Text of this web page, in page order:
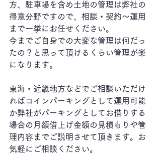
方、駐車場を含め土地の管理は弊社の
得意分野ですので、相談・契約～運用
まで一挙にお任せください。
今までご自身での大変な管理は何だっ
たの？と思って頂けるくらい管理が楽
になります。
東海・近畿地方などでご相談いただけ
ればコインパーキングとして運用可能
か弊社がパーキングとしてお借りする
場合の月額借上げ金額の見積もりや管
理内容までご説明させて頂きます。お
気軽にご相談ください。